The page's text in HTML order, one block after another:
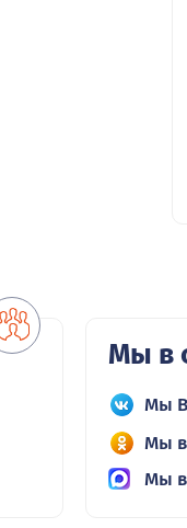
Мы в
Мы
Мы в
Мы